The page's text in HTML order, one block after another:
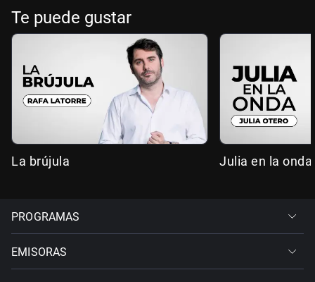
Te puede gustar
La brújula Julia en la onda
PROGRAMAS
EMISORAS